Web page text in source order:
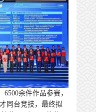
6500余件作品参赛，
同台竞技，最终拟